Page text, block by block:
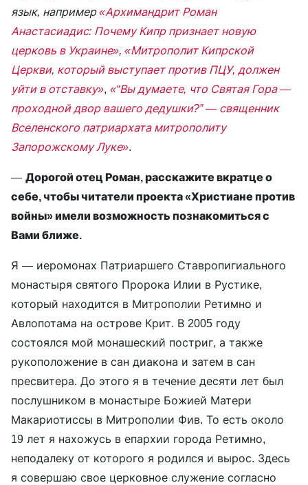
язык, например«Архимандрит Роман
Анастасиадис: Почему Кипр признает новую
церковь в Украине», «Митрополит Кипрской
Церкви, который выступает против ПЦУ, должен
уйти в отставку», «“Вы думаете, что Святая Гора —
проходной двор вашего дедушки?” — священник
Вселенского патриархата митрополиту
Запорожскому Луке».
— Дорогой отец Роман, расскажите вкратце о
себе, чтобы читатели проекта «Христиане против
войны» имели возможность познакомиться с
Вами ближе.
Я — иеромонах Патриаршего Ставропигиального
монастыря святого Пророка Илии в Рустике,
который находится в Митрополии Ретимно и
Авлопотама на острове Крит. В 2005 году
состоялся мой монашеский постриг, а также
рукоположение в сан диакона и затем в сан
пресвитера. До этого я в течение десяти лет был
послушником в монастыре Божией Матери
Макариотиссы в Митрополии Фив. То есть около
19 лет я нахожусь в епархии города Ретимно,
неподалеку от которого я родился и вырос. Здесь
я совершаю свое церковное служение согласно